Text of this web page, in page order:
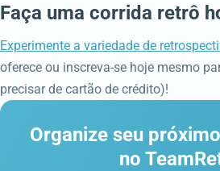
Faça uma corrida retrô
Experimente a variedade de
oferece ou inscreva-se hoje mesmo
precisar de cartão de crédito)!
Organize seu
no